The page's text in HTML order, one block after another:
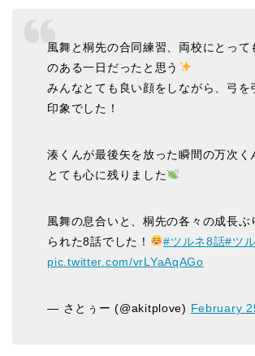
風舞と桐先の合同練習、両校にとって
のある一日だったと思う
みんなとても良い顔をしながら、弓を
印象でした！
湊くんが最後矢を放った瞬間の万次く
とても心に残りました
風舞の息合いと、桐先の各々の成長ぶ
られた8話でした！
#ツルネ8話#ツ
pic.twitter.com/vrLYaAqAGo
— さとぅー (@akitplove) February